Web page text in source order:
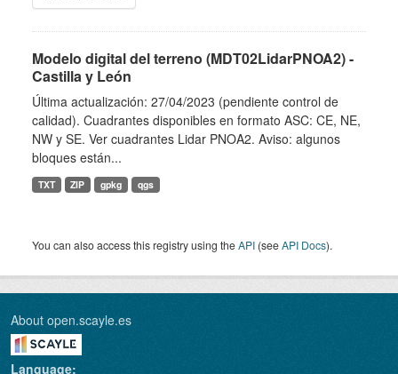
Modelo digital del terreno (MDT02LidarPNOA2) -
Castilla y León
Última actualización: 27/04/2023 (pendiente control de
calidad). Cuadrantes disponibles en formato ASC: CE, NE,
NW y SE. Ver cuadrantes Lidar PNOA2. Aviso: algunos
bloques están...
TXT ZIP gpkg qgs
You can also access this registry using theAPI (seeAPI Docs).
About open.scayle.es
Language